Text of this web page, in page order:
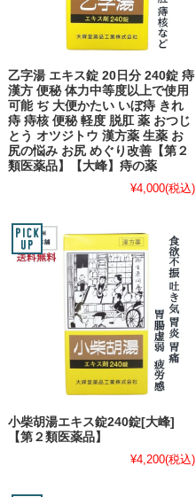
乙字湯 エキス錠 20日分 240錠 痔
漢方 便秘 体力中等度以上で使用
可能 ぢ 大便かたい いぼ痔 きれ
痔 痔核 便秘 軽度 脱肛 薬 おつじ
とう オツジトウ 漢方薬 生薬 お
尻の悩み お尻 めぐり改善【第２
類医薬品】【大峰】痔の薬
¥4,000(税込)
小柴胡湯エキス錠240錠[大峰]
【第２類医薬品】
¥4,200(税込)